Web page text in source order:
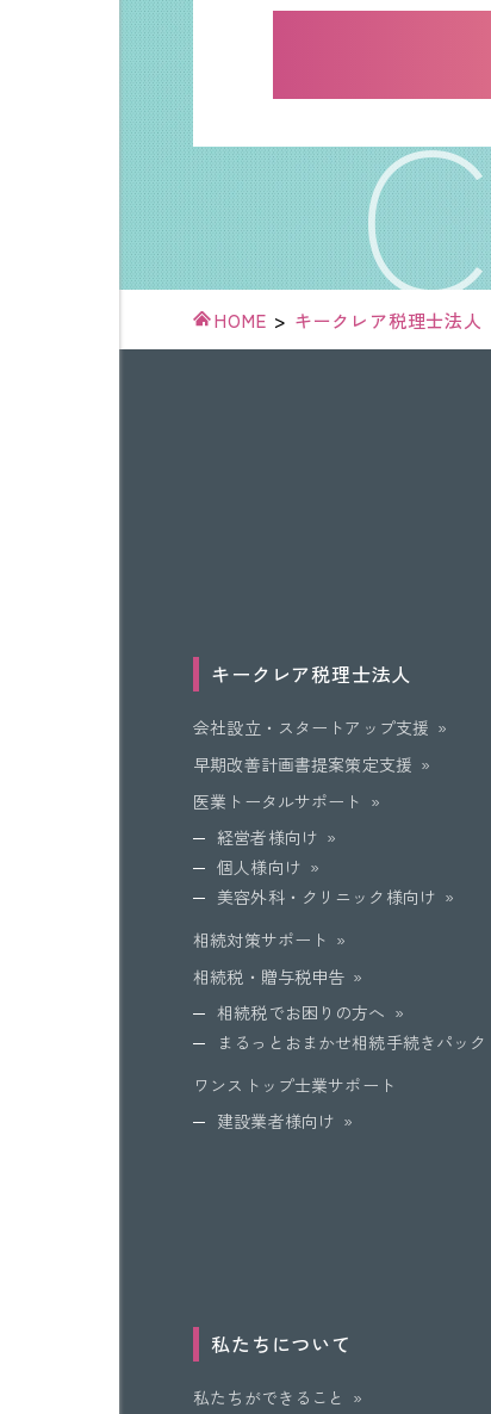
HOME > キークレア税理士法人
キークレア税理士法人
会社設立・スタートアップ支援
早期改善計画書提案策定支援
医業トータルサポート
経営者様向け
個人様向け
美容外科・クリニック様向け
相続対策サポート
相続税・贈与税申告
相続税でお困りの方へ
まるっとおまかせ相続手続きパック
ワンストップ士業サポート
建設業者様向け
私たちについて
私たちができること